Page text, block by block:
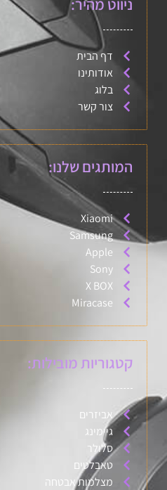
דף הבית
אודותינו
בלוג
צור קשר
המותגים שלנו:
Xiaomi
Samsung
Apple
Sony
X BOX
Miracase
קטגוריות מובילות:
אביזרים
גיימינג
סלולר
טאבלטים
מצלמות אבטחה